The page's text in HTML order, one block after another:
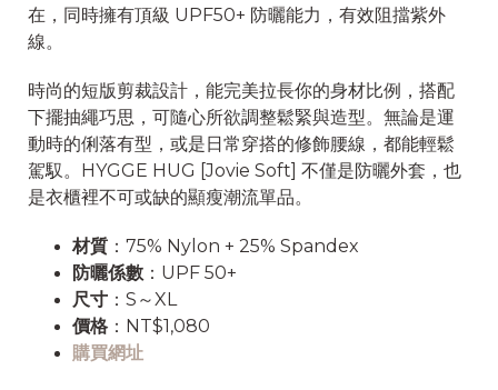
在，同時擁有頂級 UPF50+ 防曬能力，有效阻擋紫外
線。
時尚的短版剪裁設計，能完美拉長你的身材比例，搭配
下擺抽繩巧思，可隨心所欲調整鬆緊與造型。無論是運
動時的俐落有型，或是日常穿搭的修飾腰線，都能輕鬆
駕馭。HYGGE HUG [Jovie Soft] 不僅是防曬外套，也
是衣櫃裡不可或缺的顯瘦潮流單品。
材質 ：75% Nylon + 25% Spandex
防曬係數 ：UPF 50+
尺寸 ：S～XL
價格 ：NT$1,080
購買網址